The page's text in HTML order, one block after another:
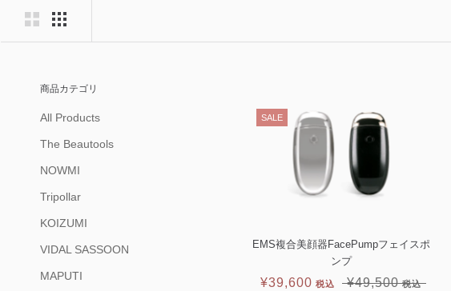
商品カテゴリ
All Products
The Beautools
NOWMI
Tripollar
KOIZUMI
VIDAL SASSOON
MAPUTI
SALE
EMS複合美顔器FacePumpフェイスポ
ンプ
¥39,600 ¥49,500